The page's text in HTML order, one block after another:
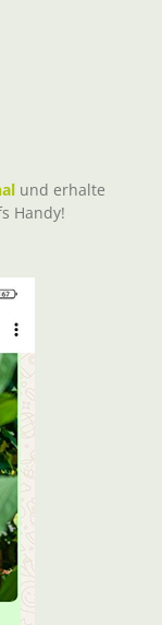
und erhalte
Handy!